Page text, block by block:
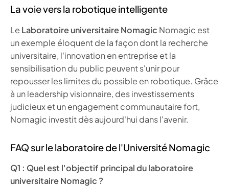
La voie vers la robotique intelligente
Le Laboratoire universitaire Nomagic Nomagic est
un exemple éloquent de la façon dont la recherche
universitaire, l'innovation en entreprise et la
sensibilisation du public peuvent s'unir pour
repousser les limites du possible en robotique. Grâce
à un leadership visionnaire, des investissements
judicieux et un engagement communautaire fort,
Nomagic investit dès aujourd'hui dans l'avenir.
FAQ sur le laboratoire de l'Université Nomagic
Q1 : Quel est l'objectif principal du laboratoire
universitaire Nomagic ?